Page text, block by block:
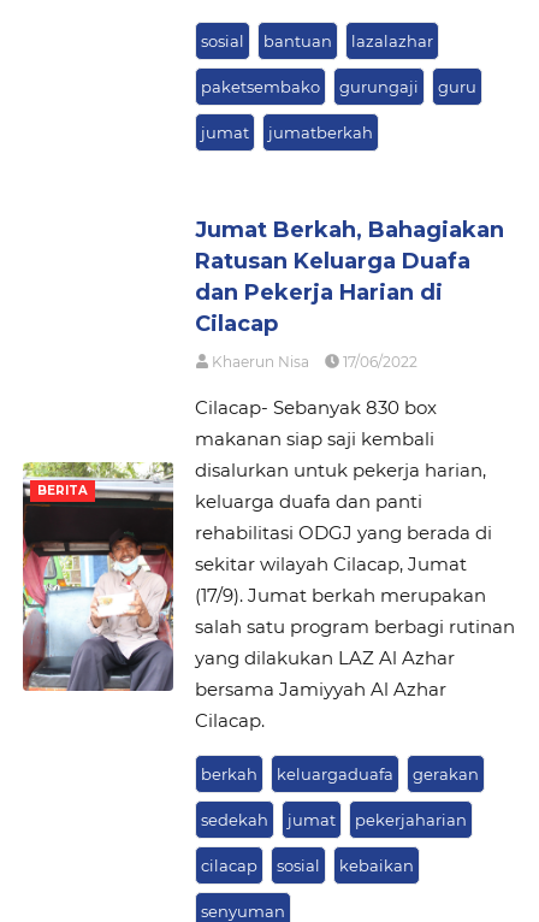
sosial bantuan lazalazhar
paketsembako gurungaji guru
jumat jumatberkah
BERITA
Jumat Berkah, Bahagiakan
Ratusan Keluarga Duafa
dan Pekerja Harian di
Cilacap
Khaerun Nisa 17/06/2022
Cilacap- Sebanyak 830 box
makanan siap saji kembali
disalurkan untuk pekerja harian,
keluarga duafa dan panti
rehabilitasi ODGJ yang berada di
sekitar wilayah Cilacap, Jumat
(17/9). Jumat berkah merupakan
salah satu program berbagi rutinan
yang dilakukan LAZ Al Azhar
bersama Jamiyyah Al Azhar
Cilacap.
berkah keluargaduafa gerakan
sedekah jumat pekerjaharian
cilacap sosial kebaikan
senyuman